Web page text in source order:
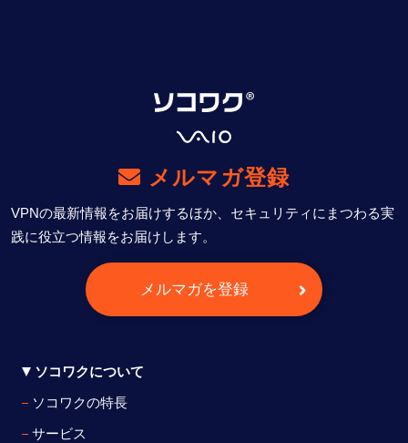
メルマガ登録
VPNの最新情報をお届けするほか、セキュリティにまつわる実
践に役立つ情報をお届けします。
メルマガを登録
ソコワクについて
ソコワクの特長
サービス